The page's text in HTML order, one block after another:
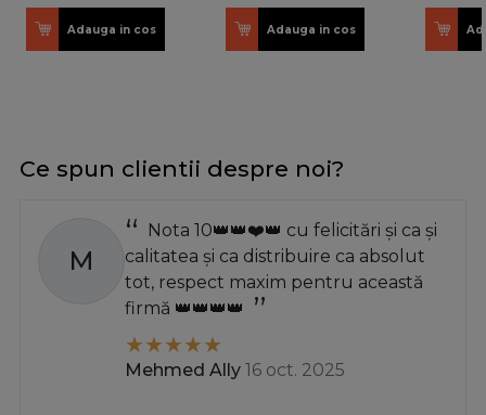
Adauga in cos Adauga in cos
Ce spun clientii despre noi?
M
Nota 10👑👑❤️👑 cu felicitări și ca și
calitatea și ca distribuire ca absolut
tot, respect maxim pentru această
firmă 👑👑👑👑
Mehmed Ally 16 oct. 2025